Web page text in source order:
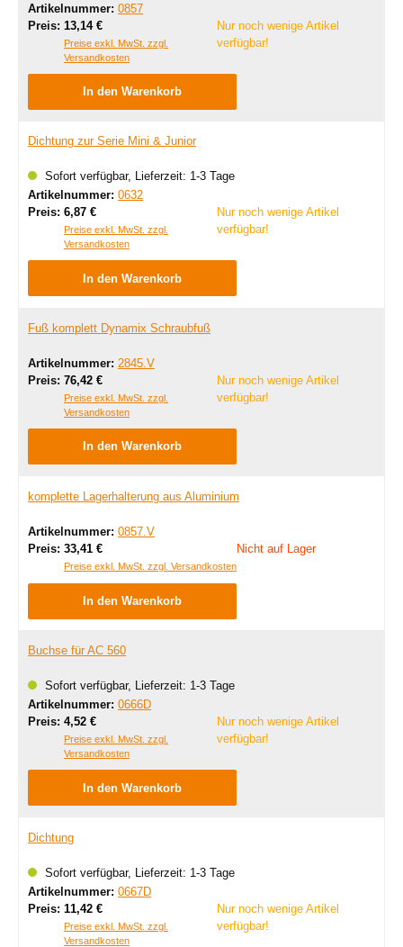
Artikelnummer: 0857
Preis: Regulärer Preis:
13,14 €
Preise exkl. MwSt. zzgl.
Versandkosten
Nur noch wenige Artikel
verfügbar!
In den Warenkorb
Dichtung zur Serie Mini & Junior
Sofort verfügbar, Lieferzeit: 1-3 Tage
Artikelnummer: 0632
Preis: Regulärer Preis:
6,87 €
Preise exkl. MwSt. zzgl.
Versandkosten
Nur noch wenige Artikel
verfügbar!
In den Warenkorb
Fuß komplett Dynamix Schraubfuß
Artikelnummer: 2845.V
Preis: Regulärer Preis:
76,42 €
Preise exkl. MwSt. zzgl.
Versandkosten
Nur noch wenige Artikel
verfügbar!
In den Warenkorb
komplette Lagerhalterung aus Aluminium
Artikelnummer: 0857.V
Preis: Regulärer Preis:
33,41 €
Preise exkl. MwSt. zzgl. Versandkosten
Nicht auf Lager
In den Warenkorb
Buchse für AC 560
Sofort verfügbar, Lieferzeit: 1-3 Tage
Artikelnummer: 0666D
Preis: Regulärer Preis:
4,52 €
Preise exkl. MwSt. zzgl.
Versandkosten
Nur noch wenige Artikel
verfügbar!
In den Warenkorb
Dichtung
Sofort verfügbar, Lieferzeit: 1-3 Tage
Artikelnummer: 0667D
Preis: Regulärer Preis:
11,42 €
Preise exkl. MwSt. zzgl.
Versandkosten
Nur noch wenige Artikel
verfügbar!